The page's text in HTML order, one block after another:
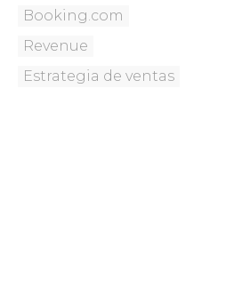
Booking.com
Revenue
Estrategia de ventas